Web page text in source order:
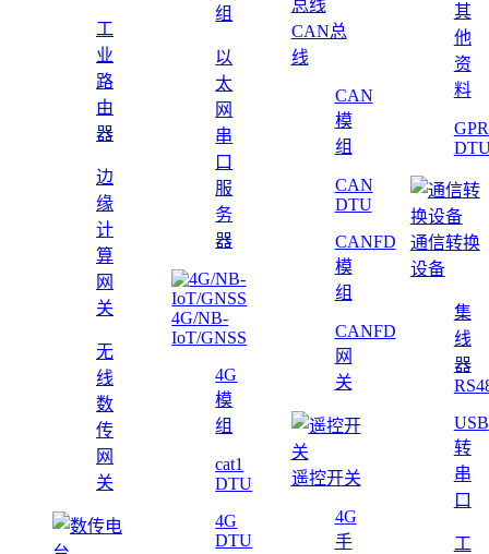
工
业
路
由
器
边
缘
计
算
网
关
无
线
数
传
网
关
组
以
太
网
串
口
服
务
器
4G/NB-
IoT/GNSS
4G
模
组
cat1
DTU
4G
DTU
CAN总
线
CAN
模
组
CAN
DTU
CANFD
模
组
CANFD
网
关
遥控开关
4G
手
其
他
资
料
通信转换
设备
集
线
器
USB
转
串
口
工